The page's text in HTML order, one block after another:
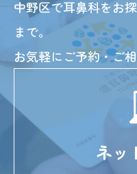
中野区で耳鼻科をお
まで。
お気軽にご予約・ご
ネッ